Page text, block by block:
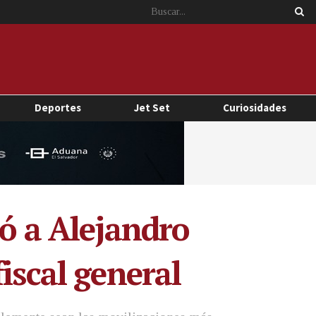
Deportes Jet Set Curiosidades
a Alejandro
general